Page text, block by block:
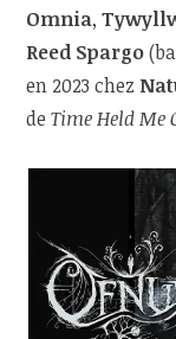
Omnia,
Reed Spargo
en 2023 chez
deTime Held Me